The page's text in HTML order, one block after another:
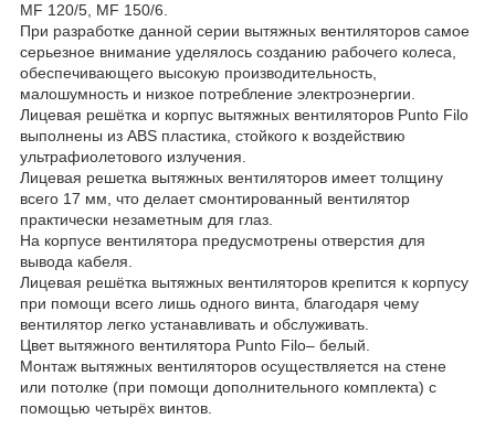
MF 120/5, MF 150/6.
При разработке данной серии вытяжных вентиляторов самое
серьезное внимание уделялось созданию рабочего колеса,
обеспечивающего высокую производительность,
малошумность и низкое потребление электроэнергии.
Лицевая решётка и корпус вытяжных вентиляторов Punto Filo
выполнены из ABS пластика, стойкого к воздействию
ультрафиолетового излучения.
Лицевая решетка вытяжных вентиляторов имеет толщину
всего 17 мм, что делает смонтированный вентилятор
практически незаметным для глаз.
На корпусе вентилятора предусмотрены отверстия для
вывода кабеля.
Лицевая решётка вытяжных вентиляторов крепится к корпусу
при помощи всего лишь одного винта, благодаря чему
вентилятор легко устанавливать и обслуживать.
Цвет вытяжного вентилятора Punto Filo– белый.
Монтаж вытяжных вентиляторов осуществляется на стене
или потолке (при помощи дополнительного комплекта) с
помощью четырёх винтов.